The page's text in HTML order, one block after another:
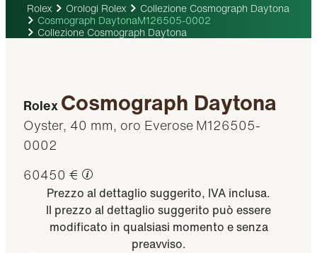
Rolex Orologi Rolex
Collezione Cosmograph Daytona
Cosmograph DaytonaM126505-0002
Collezione Cosmograph Daytona
RolexCosmograph Daytona
Oyster, 40 mm, oro EveroseM126505-
0002
60450 €
Prezzo al dettaglio suggerito, IVA inclusa.
Il prezzo al dettaglio suggerito può essere
modificato in qualsiasi momento e senza
preavviso.